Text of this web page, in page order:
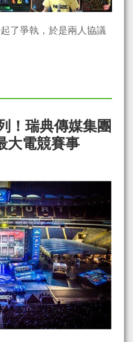
了爭執，於是兩人協議
！瑞典傳媒集團
大電競賽事